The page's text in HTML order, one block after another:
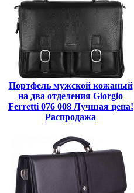
Портфель мужской кожаный
на два отделения Giorgio
Ferretti 076 008 Лучшая цена!
Распродажа